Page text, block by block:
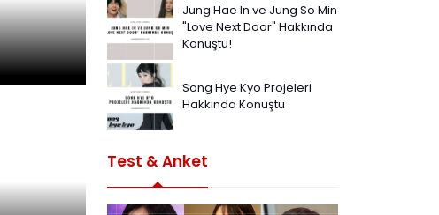
Jung Hae In ve Jung So Min
"Love Next Door" Hakkında
Konuştu!
Song Hye Kyo Projeleri
Hakkında Konuştu
Test & Anket